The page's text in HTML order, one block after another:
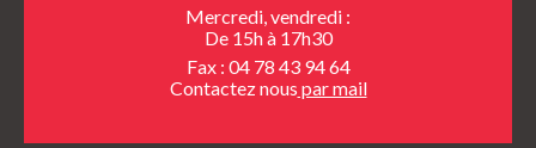
Mercredi, vendredi :
De 15h à 17h30
Fax : 04 78 43 94 64
Contactez nous par mail